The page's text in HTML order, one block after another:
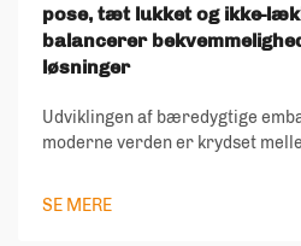
pose, tæt lukket og ikke-
balancerer
løsninger
Udviklingen af bæredygtige
moderne verden er krydset
miljøvenlige stående poser
SE MERE